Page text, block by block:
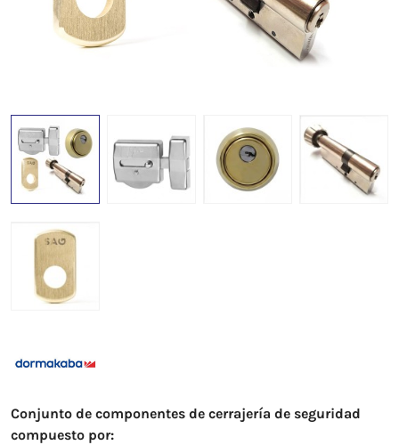
Conjunto de componentes de cerrajería de seguridad
compuesto por: